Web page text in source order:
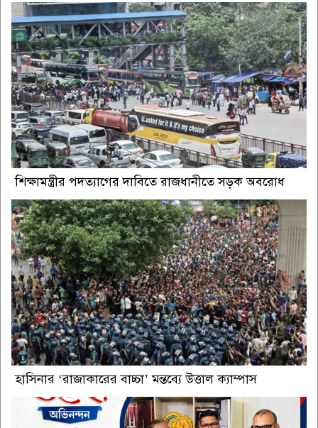
শিক্ষামন্ত্রীর পদত্যাগের দাবিতে রাজধানীতে সড়ক অবরোধ
হাসিনার ‘রাজাকারের বাচ্চা’ মন্তব্যে উত্তাল ক্যাম্পাস